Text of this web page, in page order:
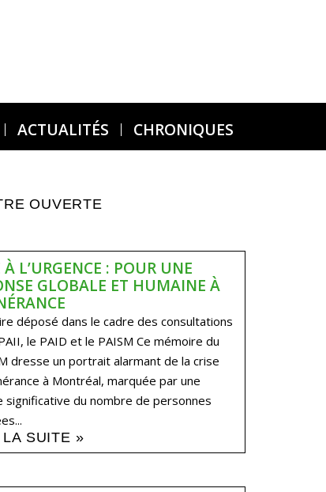
ACTUALITÉS CHRONIQUES
OUVERTE
À L’URGENCE : POUR UNE
GLOBALE ET HUMAINE À
déposé dans le cadre des consultations
le PAID et le PAISM Ce mémoire du
dresse un portrait alarmant de la crise
à Montréal, marquée par une
significative du nombre de personnes
LA SUITE »